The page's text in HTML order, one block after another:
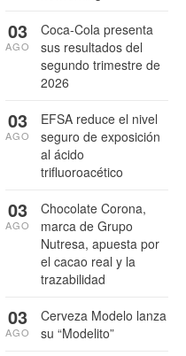
Coca-Cola presenta
sus resultados del
segundo trimestre de
2026
03
AGO
EFSA reduce el nivel
seguro de exposición
al ácido
trifluoroacético
03
AGO
Chocolate Corona,
marca de Grupo
Nutresa, apuesta por
el cacao real y la
trazabilidad
03
AGO
Cerveza Modelo lanza
su “Modelito”
03
AGO